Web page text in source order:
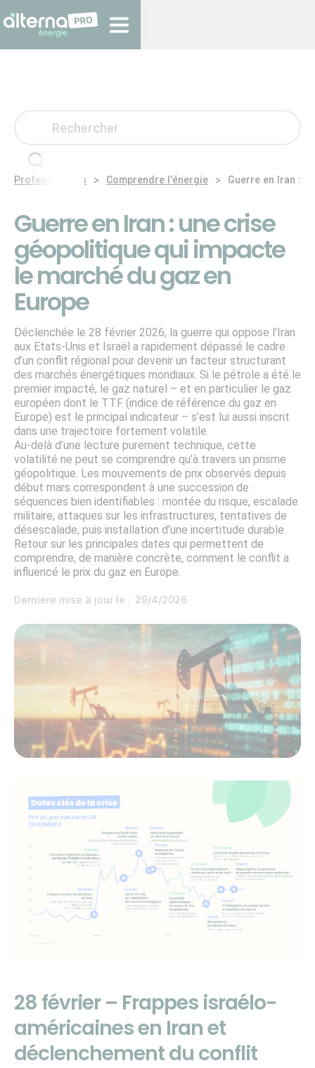
Professionnels > Comprendre l'énergie > Guerre en Iran :
Guerre en Iran : une crise
géopolitique qui impacte
le marché du gaz en
Europe
Déclenchée le 28 février 2026, la guerre qui oppose l’Iran
aux Etats-Unis et Israël a rapidement dépassé le cadre
d’un conflit régional pour devenir un facteur structurant
des marchés énergétiques mondiaux. Si le pétrole a été le
premier impacté, le gaz naturel – et en particulier le gaz
européen dont le TTF (indice de référence du gaz en
Europe) est le principal indicateur – s’est lui aussi inscrit
dans une trajectoire fortement volatile.
Au-delà d’une lecture purement technique, cette
volatilité ne peut se comprendre qu’à travers un prisme
géopolitique. Les mouvements de prix observés depuis
début mars correspondent à une succession de
séquences bien identifiables : montée du risque, escalade
militaire, attaques sur les infrastructures, tentatives de
désescalade, puis installation d’une incertitude durable.
Retour sur les principales dates qui permettent de
comprendre, de manière concrète, comment le conflit a
influencé le prix du gaz en Europe.
Dernière mise à jour le : 29/4/2026
28 février – Frappes israélo-
américaines en Iran et
déclenchement du conflit